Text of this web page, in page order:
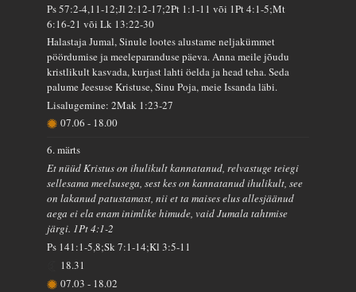
Ps 57:2-4,11-12;Jl 2:12-17;2Pt 1:1-11 või 1Pt 4:1-5;Mt
6:16-21 või Lk 13:22-30
Halastaja Jumal, Sinule lootes alustame neljakümmet
pöördumise ja meeleparanduse päeva. Anna meile jõudu
kristlikult kasvada, kurjast lahti öelda ja head teha. Seda
palume Jeesuse Kristuse, Sinu Poja, meie Issanda läbi.
Lisalugemine: 2Mak 1:23-27
07.06- 18.00
6. märts
Et nüüd Kristus on ihulikult kannatanud, relvastuge teiegi
sellesama meelsusega, sest kes on kannatanud ihulikult, see
on lakanud patustamast, nii et ta maises elus allesjäänud
aega ei ela enam inimlike himude, vaid Jumala tahtmise
järgi. 1Pt 4:1-2
Ps 141:1-5,8;Sk 7:1-14;Kl 3:5-11
18.31
07.03- 18.02